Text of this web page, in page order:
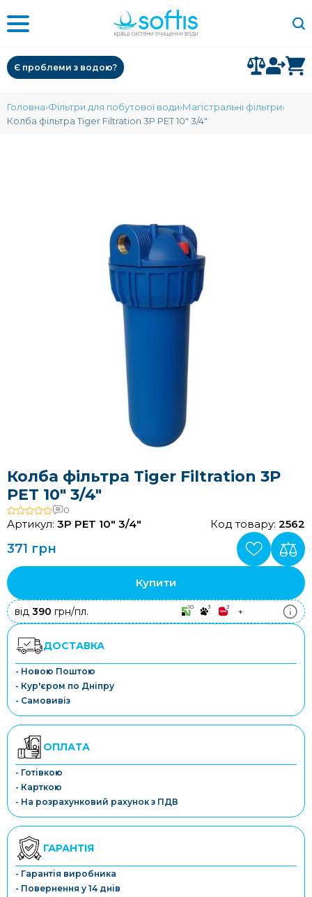
Є проблеми з водою?
Головна Фільтри для побутової води Магістральні фільтри
Колба фільтра Tiger Filtration 3P PET 10" 3/4"
Колба фільтра Tiger Filtration 3P
PET 10" 3/4"
0
Артикул: 3P PET 10" 3/4" Код товару: 2562
371 грн
Купити
від 390 грн/пл. 10 3 3 +
ДОСТАВКА
- Новою Поштою
- Кур'єром по Дніпру
- Самовивіз
ОПЛАТА
- Готівкою
- Карткою
- На розрахунковий рахунок з ПДВ
ГАРАНТІЯ
- Гарантія виробника
- Повернення у 14 днів